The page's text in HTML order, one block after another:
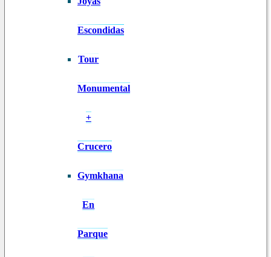
Escondidas
Tour
Monumental
+
Crucero
Gymkhana
En
Parque